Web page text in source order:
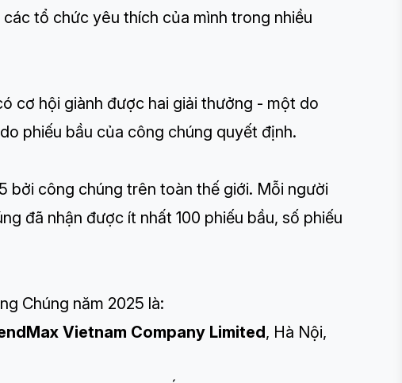
tổ chức yêu thích của mình trong nhiều
cơ hội giành được hai giải thưởng - một do
phiếu bầu của công chúng quyết định.
bởi công chúng trên toàn thế giới. Mỗi người
đã nhận được ít nhất 100 phiếu bầu, số phiếu
Chúng năm 2025 là:
Vietnam Company Limited, Hà Nội,